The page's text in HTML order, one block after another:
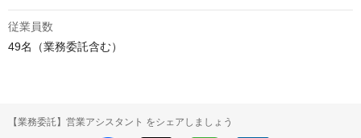
従業員数
49名（業務委託含む）
【業務委託】営業アシスタント をシェアしましょう